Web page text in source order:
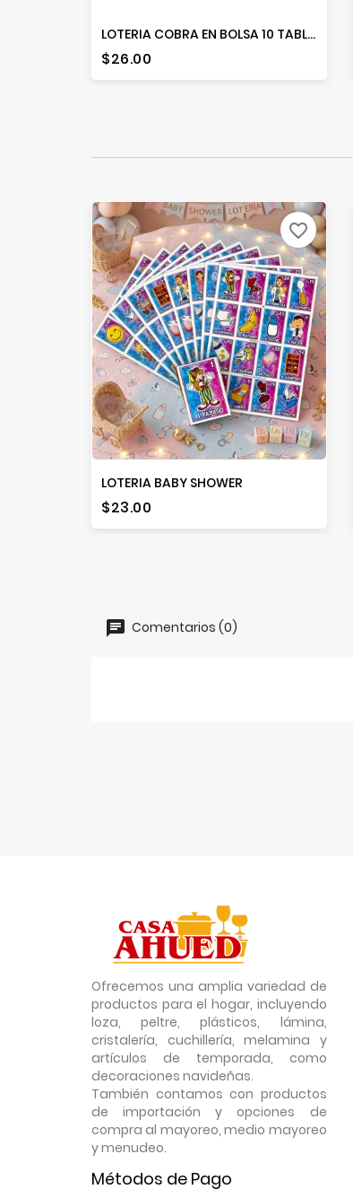
LOTERIA COBRA EN BOLSA 10 TABLAS
Precio
$26.00
LOTERIA BABY SHOWER
Precio
$23.00
favorite_border
Comentarios (0)
Ofrecemos una amplia variedad de
productos para el hogar, incluyendo
loza, peltre, plásticos, lámina,
cristalería, cuchillería, melamina y
artículos de temporada, como
decoraciones navideñas.
También contamos con productos
de importación y opciones de
compra al mayoreo, medio mayoreo
y menudeo.
Métodos de Pago